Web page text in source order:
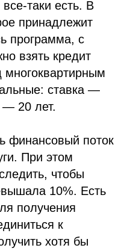
таки есть. В
принадлежит
программа, с
взять кредит
ставка —
— 20 лет.
финансовый поток
При этом
чтобы
10%. Есть
получения
к
хотя бы